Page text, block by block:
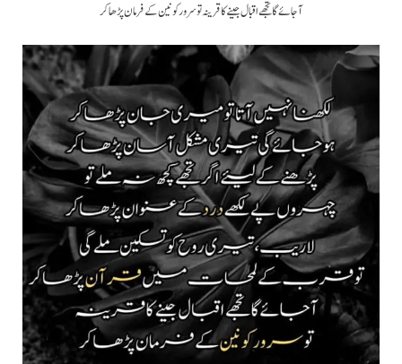
آجائے گا تجھے اقبال جینے کا قرینہ تو سرور کونین کے فرمان پڑھا کر